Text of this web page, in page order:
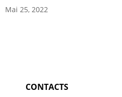
Mai 25, 2022
CONTACTS